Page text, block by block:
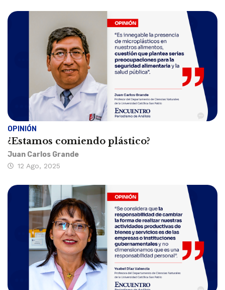
OPINIÓN
¿Estamos comiendo plástico?
Juan Carlos Grande
12 Ago, 2025